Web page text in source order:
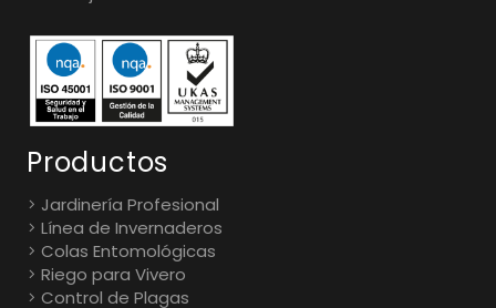
Productos
Jardinería Profesional
Línea de Invernaderos
Colas Entomológicas
Riego para Vivero
Control de Plagas